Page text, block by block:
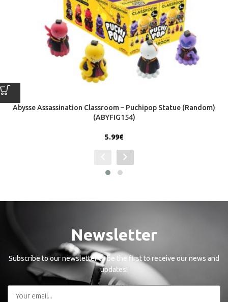
Abysse Assassination Classroom – Puchipop Statue (Random)
(ABYFIG154)
5.99€
Newsletter
Subscribe to our newsletter to be the first to receive our news and
updates!